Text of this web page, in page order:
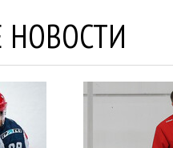
НОВОСТИ